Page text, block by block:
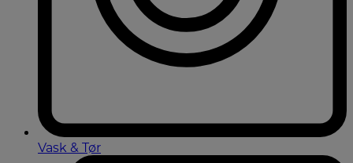
Vask & Tør